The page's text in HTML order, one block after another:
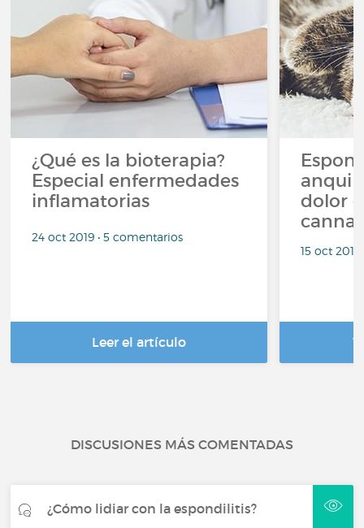
¿Qué es la bioterapia?
Especial enfermedades
inflamatorias
24 oct 2019 • 5 comentarios
Leer el artículo
dolor
15 oct
DISCUSIONES MÁS COMENTADAS
¿Cómo lidiar con la espondilitis?